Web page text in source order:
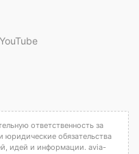
YouTube
ответственность за
юридические обязательства
идей и информации. avia-